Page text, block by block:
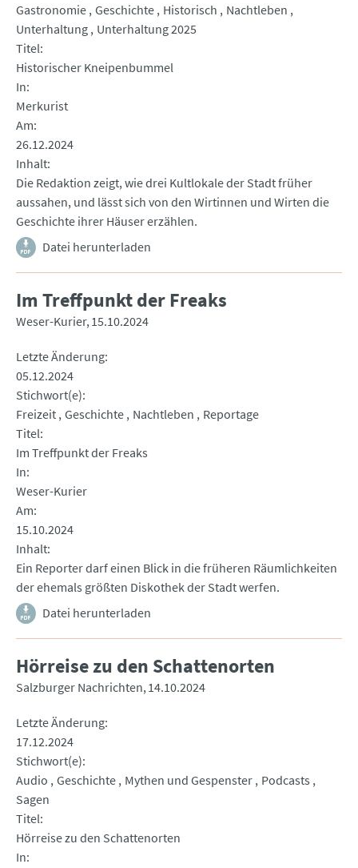
Gastronomie Geschichte Historisch
Nachtleben
Unterhaltung Unterhaltung 2025
Titel
Historischer Kneipenbummel
In
Merkurist
Am
26.12.2024
Inhalt
Die Redaktion zeigt, wie drei Kultlokale der Stadt früher
aussahen, und lässt sich von den Wirtinnen und Wirten die
Geschichte ihrer Häuser erzählen.
Datei herunterladen
Im Treffpunkt der Freaks
Weser-Kurier 15.10.2024
Letzte Änderung
05.12.2024
Stichwort(e)
Freizeit Geschichte Nachtleben
Reportage
Titel
Im Treffpunkt der Freaks
In
Weser-Kurier
Am
15.10.2024
Inhalt
Ein Reporter darf einen Blick in die früheren Räumlichkeiten
der ehemals größten Diskothek der Stadt werfen.
Datei herunterladen
Hörreise zu den Schattenorten
Salzburger Nachrichten 14.10.2024
Letzte Änderung
17.12.2024
Stichwort(e)
Audio Geschichte Mythen und Gespenster Podcasts
Sagen
Titel
Hörreise zu den Schattenorten
In